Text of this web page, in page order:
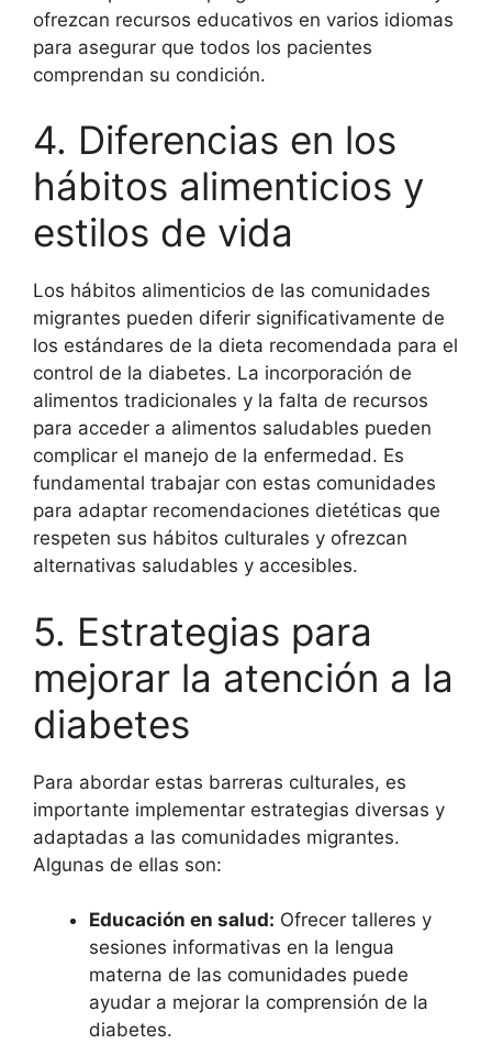
ofrezcan recursos educativos en varios idiomas
para asegurar que todos los pacientes
comprendan su condición.
4. Diferencias en los
hábitos alimenticios y
estilos de vida
Los hábitos alimenticios de las comunidades
migrantes pueden diferir significativamente de
los estándares de la dieta recomendada para el
control de la diabetes. La incorporación de
alimentos tradicionales y la falta de recursos
para acceder a alimentos saludables pueden
complicar el manejo de la enfermedad. Es
fundamental trabajar con estas comunidades
para adaptar recomendaciones dietéticas que
respeten sus hábitos culturales y ofrezcan
alternativas saludables y accesibles.
5. Estrategias para
mejorar la atención a la
diabetes
Para abordar estas barreras culturales, es
importante implementar estrategias diversas y
adaptadas a las comunidades migrantes.
Algunas de ellas son:
Educación en salud: Ofrecer talleres y
sesiones informativas en la lengua
materna de las comunidades puede
ayudar a mejorar la comprensión de la
diabetes.